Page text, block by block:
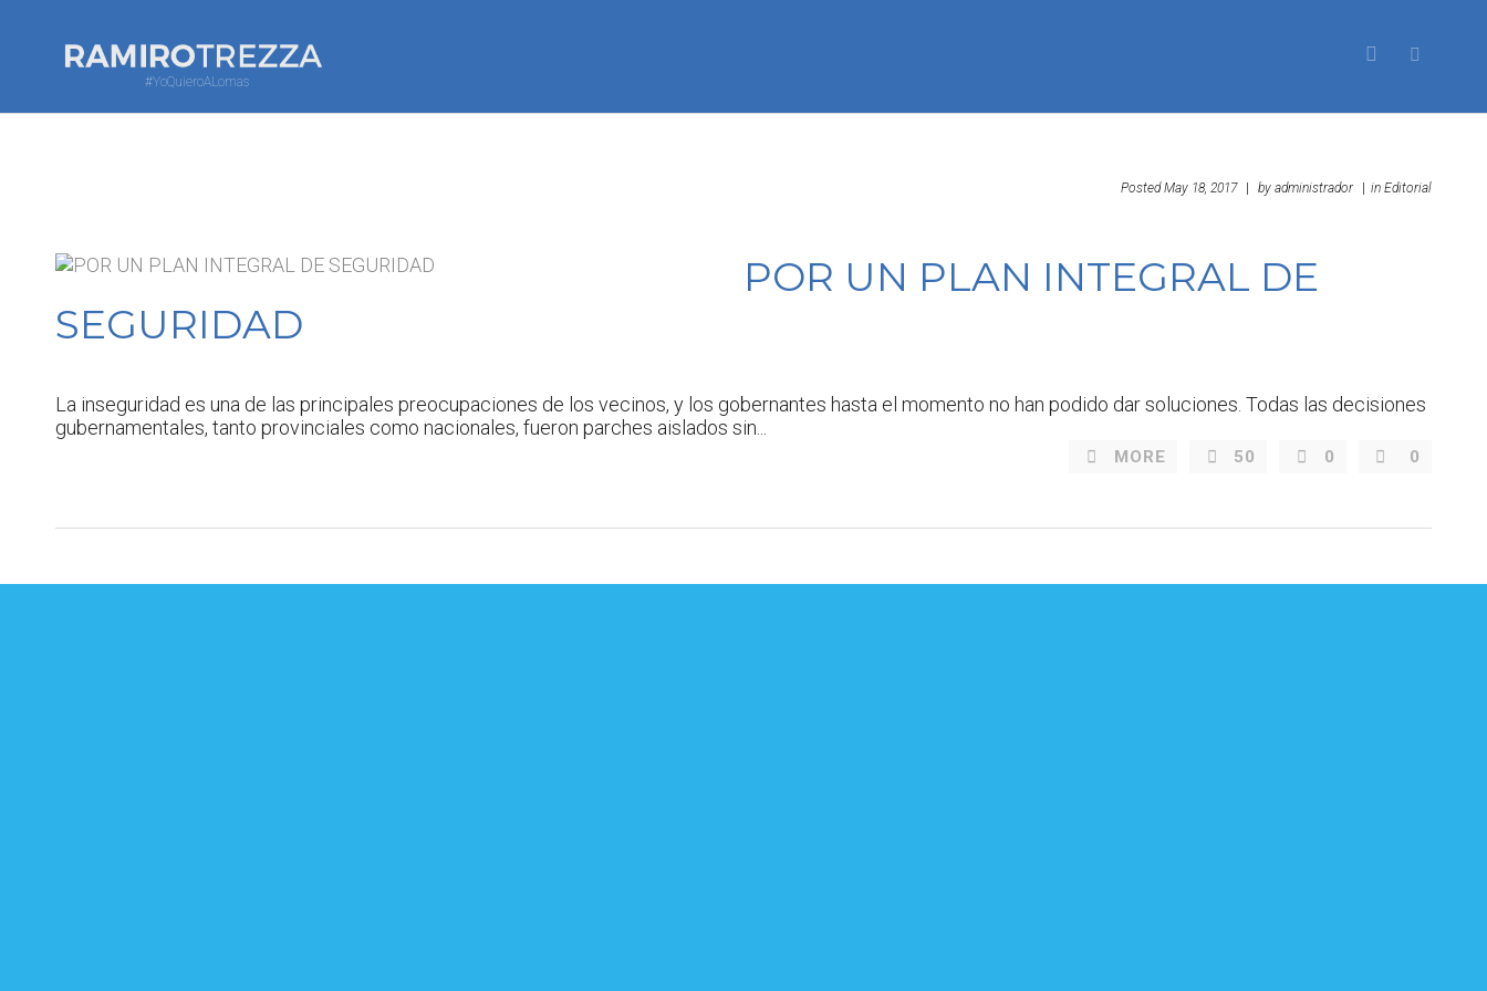
#YoQuieroALomas
PostedMay 18, 2017 by administrador in Editorial
POR UN PLAN INTEGRAL DE
SEGURIDAD
La inseguridad es una de las principales preocupaciones de los vecinos, y los gobernantes hasta el momento no han podido dar soluciones. Todas las decisiones
gubernamentales, tanto provinciales como nacionales, fueron parches aislados sin...
MORE 50 0 0